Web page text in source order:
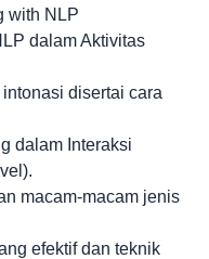
with NLP
dalam Aktivitas
disertai cara
dalam Interaksi
macam-macam jenis
efektif dan teknik